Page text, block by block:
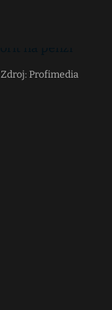
Zdroj: Profimedia